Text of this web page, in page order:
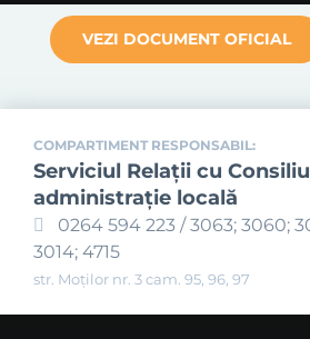
VEZI DOCUMENT OFICIAL
COMPARTIMENT RESPONSABIL:
Serviciul Relaţii cu
administraţie locală
0264 594 223 / 3063; 3060;
3014; 4715
str. Moților nr. 3 cam. 95, 96, 97